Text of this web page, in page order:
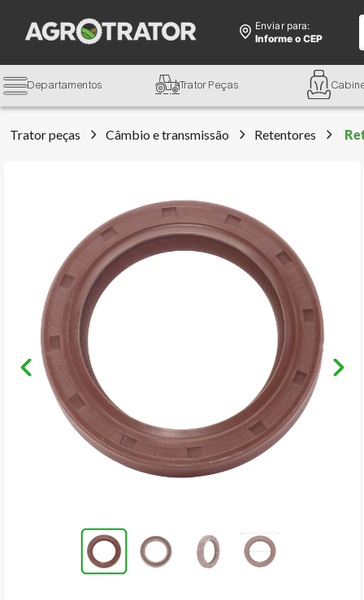
Enviar para:
Informe o CEP
Departamentos Trator Peças
Trator peças Câmbio e transmissão Retentores